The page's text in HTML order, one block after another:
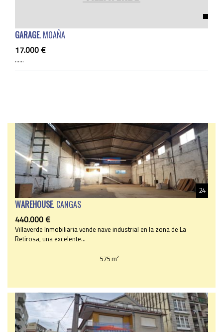
GARAGE. MOAÑA
17.000 €
......
24
WAREHOUSE. CANGAS
440.000 €
Villaverde Inmobiliaria vende nave industrial en la zona de La
Retirosa, una excelente...
575 m²